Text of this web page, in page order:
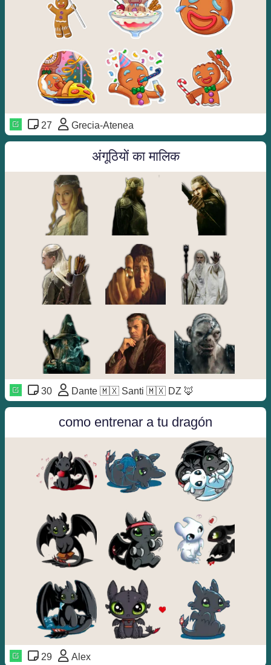
27 Grecia-Atenea
अंगूठियों का मालिक
30 Dante 🇲🇽 Santi 🇲🇽 DZ 🦊
como entrenar a tu dragón
29 Alex